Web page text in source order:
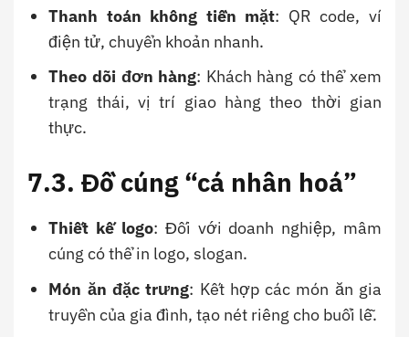
Thanh toán không tiền mặt: QR code, ví
điện tử, chuyển khoản nhanh.
Theo dõi đơn hàng: Khách hàng có thể xem
trạng thái, vị trí giao hàng theo thời gian
thực.
7.3. Đồ cúng “cá nhân hoá”
Thiết kế logo: Đối với doanh nghiệp, mâm
cúng có thể in logo, slogan.
Món ăn đặc trưng: Kết hợp các món ăn gia
truyền của gia đình, tạo nét riêng cho buổi lễ.